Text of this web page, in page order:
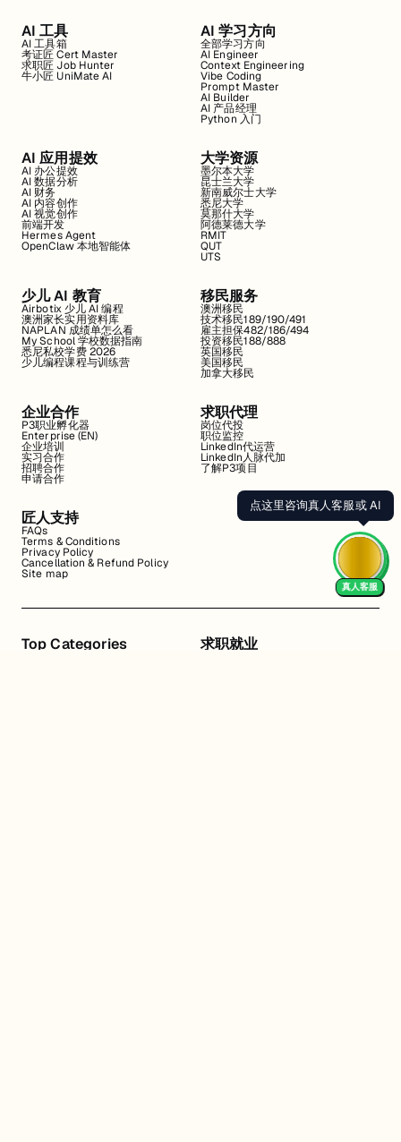
AI 工具
AI 工具箱
考证匠 Cert Master
求职匠 Job Hunter
牛小匠 UniMate AI
AI 学习方向
全部学习方向
AI Engineer
Context Engineering
Vibe Coding
Prompt Master
AI Builder
AI 产品经理
Python 入门
AI 应用提效
AI 办公提效
AI 数据分析
AI 财务
AI 内容创作
AI 视觉创作
前端开发
Hermes Agent
OpenClaw 本地智能体
大学资源
墨尔本大学
昆士兰大学
新南威尔士大学
悉尼大学
莫那什大学
阿德莱德大学
RMIT
QUT
UTS
少儿 AI 教育
Airbotix 少儿 AI 编程
澳洲家长实用资料库
NAPLAN 成绩单怎么看
My School 学校数据指南
悉尼私校学费 2026
少儿编程课程与训练营
移民服务
澳洲移民
技术移民189/190/491
雇主担保482/186/494
投资移民188/888
英国移民
美国移民
加拿大移民
企业合作
P3职业孵化器
Enterprise (EN)
企业培训
实习合作
招聘合作
申请合作
求职代理
岗位代投
职位监控
LinkedIn代运营
LinkedIn人脉代加
了解P3项目
匠人支持
FAQs
Terms & Conditions
Privacy Policy
Cancellation & Refund Policy
Site map
Top Categories 求职就业
点这里咨询真人客服或 AI
真人客服